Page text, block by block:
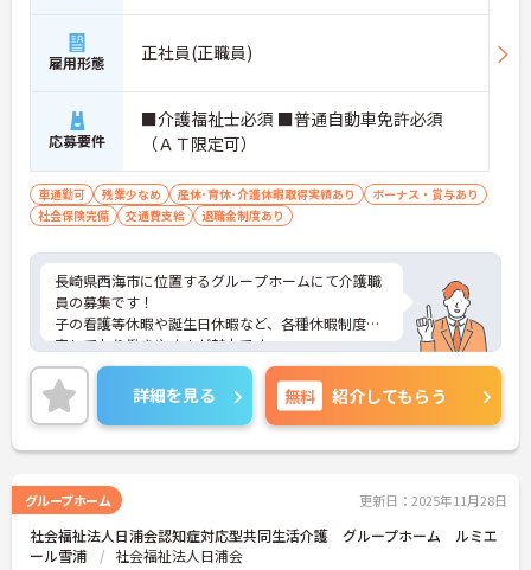
雇用形態 正社員(正職員)
応募要件
■介護福祉士必須 ■普通自動車免許必須
（ＡＴ限定可）
車通勤可 残業少なめ 産休･育休･介護休暇取得実績あり
ボーナス・賞与あり
社会保険完備
交通費支給 退職金制度あり
長崎県西海市に位置するグループホームにて介護職
員の募集です！
子の看護等休暇や誕生日休暇など、各種休暇制度充
実しており働きやすさが魅力です。
ご興味のある方には、面接対策ポイントなど、さら
に詳細をご案内しますのでお気軽にご相談くださ
い！
詳細を見る 無料 紹介してもらう
グループホーム 更新日：2025年11月28日
社会福祉法人日浦会認知症対応型共同生活介護 グループホーム ルミエ
ール雪浦
社会福祉法人日浦会